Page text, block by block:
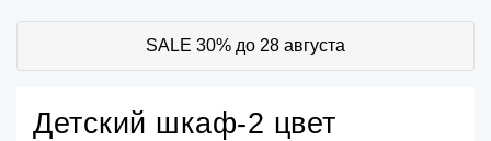
SALE 30% до 28 августа
Детский шкаф-2 цвет